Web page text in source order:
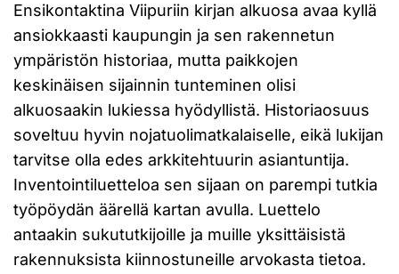
Ensikontaktina Viipuriin kirjan alkuosa avaa kyllä
ansiokkaasti kaupungin ja sen rakennetun
ympäristön historiaa, mutta paikkojen
keskinäisen sijainnin tunteminen olisi
alkuosaakin lukiessa hyödyllistä. Historiaosuus
soveltuu hyvin nojatuolimatkalaiselle, eikä lukijan
tarvitse olla edes arkkitehtuurin asiantuntija.
Inventointiluetteloa sen sijaan on parempi tutkia
työpöydän äärellä kartan avulla. Luettelo
antaakin sukututkijoille ja muille yksittäisistä
rakennuksista kiinnostuneille arvokasta tietoa.